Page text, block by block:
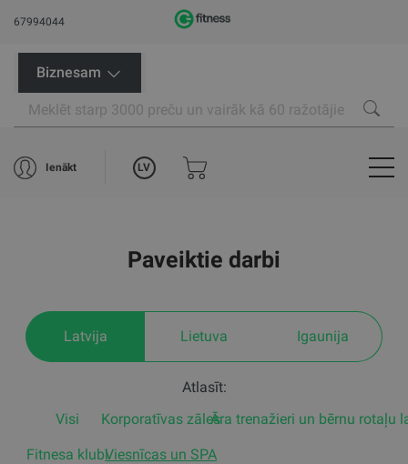
67994044
Biznesam
Ienākt LV
Paveiktie darbi
Latvija Lietuva Igaunija
Atlasīt:
Visi
Fitnesa klubi
Korporatīvas zāles
Viesnīcas un SPA
Āra trenažieri un bērnu rotaļu